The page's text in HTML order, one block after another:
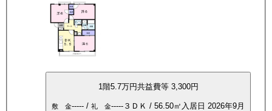
1階5.7万円共益費等 3,300円
敷 金----- / 礼 金----- ３ＤＫ / 56.50㎡ 入居日 2026年9月